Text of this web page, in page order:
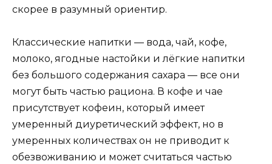
скорее в разумный ориентир.
Классические напитки — вода, чай, кофе,
молоко, ягодные настойки и лёгкие напитки
без большого содержания сахара — все они
могут быть частью рациона. В кофе и чае
присутствует кофеин, который имеет
умеренный диуретический эффект, но в
умеренных количествах он не приводит к
обезвоживанию и может считаться частью